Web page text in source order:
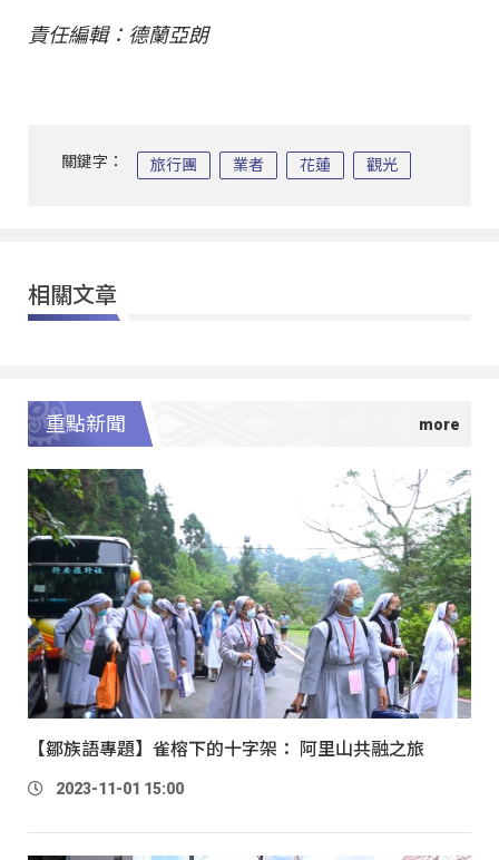
責任編輯：德蘭亞朗
關鍵字： 旅行團 業者 花蓮 觀光
相關文章
重點新聞
【鄒族語專題】雀榕下的十字架： 阿里山共融之旅
2023-11-01 15:00